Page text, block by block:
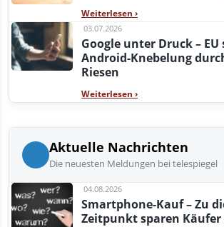
Weiterlesen ›
03.07.2026
Google unter Druck –
Android-Knebelung
Riesen
Weiterlesen ›
Aktuelle Nachrichten
Die neuesten Meldungen bei telespiegel
04.08.2026
Smartphone-Kauf – Zu
Zeitpunkt sparen